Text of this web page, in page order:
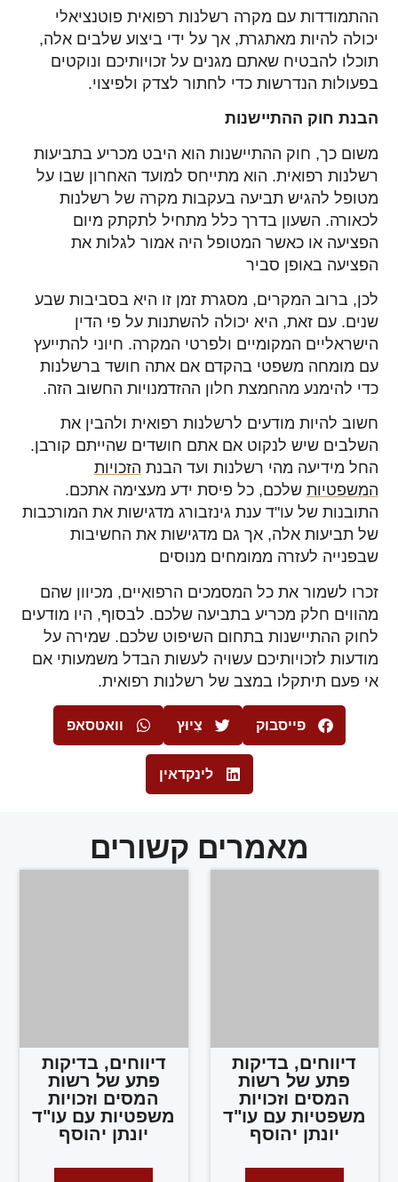
ההתמודדות עם מקרה רשלנות רפואית פוטנציאלי
יכולה להיות מאתגרת, אך על ידי ביצוע שלבים אלה,
תוכלו להבטיח שאתם מגנים על זכויותיכם ונוקטים
בפעולות הנדרשות כדי לחתור לצדק ולפיצוי.
הבנת חוק ההתיישנות
משום כך, חוק ההתיישנות הוא היבט מכריע בתביעות
רשלנות רפואית. הוא מתייחס למועד האחרון שבו על
מטופל להגיש תביעה בעקבות מקרה של רשלנות
לכאורה. השעון בדרך כלל מתחיל לתקתק מיום
הפציעה או כאשר המטופל היה אמור לגלות את
הפציעה באופן סביר
לכן, ברוב המקרים, מסגרת זמן זו היא בסביבות שבע
שנים. עם זאת, היא יכולה להשתנות על פי הדין
הישראליים המקומיים ולפרטי המקרה. חיוני להתייעץ
עם מומחה משפטי בהקדם אם אתה חושד ברשלנות
כדי להימנע מהחמצת חלון ההזדמנויות החשוב הזה.
חשוב להיות מודעים לרשלנות רפואית ולהבין את
השלבים שיש לנקוט אם אתם חושדים שהייתם קורבן.
החל מידיעה מהי רשלנות ועד הבנת הזכויות
המשפטיות שלכם, כל פיסת ידע מעצימה אתכם.
התובנות של עו"ד ענת גינזבורג מדגישות את המורכבות
של תביעות אלה, אך גם מדגישות את החשיבות
שבפנייה לעזרה ממומחים מנוסים
זכרו לשמור את כל המסמכים הרפואיים, מכיוון שהם
מהווים חלק מכריע בתביעה שלכם. לבסוף, היו מודעים
לחוק ההתיישנות בתחום השיפוט שלכם. שמירה על
מודעות לזכויותיכם עשויה לעשות הבדל משמעותי אם
אי פעם תיתקלו במצב של רשלנות רפואית.
פייסבוק צִיוּץ וואטסאפ
לינקדאין
מאמרים קשורים
דיווחים, בדיקות
פתע של רשות
המסים וזכויות
משפטיות עם עו"ד
יונתן יהוסף
דיווחים, בדיקות
פתע של רשות
המסים וזכויות
משפטיות עם עו"ד
יונתן יהוסף